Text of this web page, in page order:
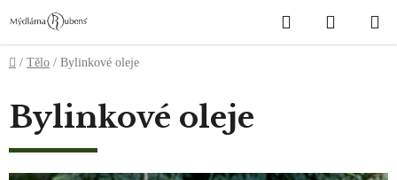
na
obsah
Hledat
KOŠÍK
Domů
/ Tělo / Bylinkové oleje
Bylinkové oleje